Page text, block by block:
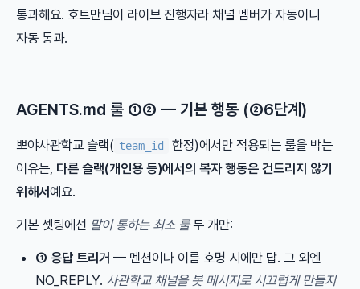
통과해요. 호트만님이 라이브 진행자라 채널 멤버가 자동이니
자동 통과.
AGENTS.md 룰 ①② — 기본 행동 (②6단계)
뽀야사관학교 슬랙( team_id
한정)에서만 적용되는 룰을 박는
이유는, 다른 슬랙(개인용 등)에서의 복자 행동은 건드리지 않기
위해서예요.
기본 셋팅에선 말이 통하는 최소 룰두 개만:
① 응답 트리거 — 멘션이나 이름 호명 시에만 답. 그 외엔
NO_REPLY. 사관학교 채널을 봇 메시지로 시끄럽게 만들지